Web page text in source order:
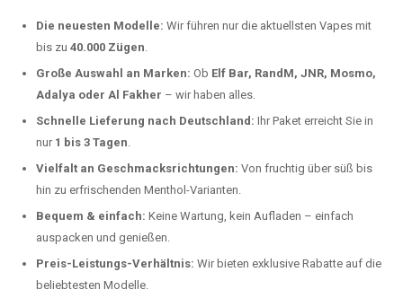
Die neuesten Modelle: Wir führen nur die aktuellsten Vapes mit
bis zu 40.000 Zügen.
Große Auswahl an Marken: Ob Elf Bar, RandM, JNR, Mosmo,
Adalya oder Al Fakher – wir haben alles.
Schnelle Lieferung nach Deutschland: Ihr Paket erreicht Sie in
nur 1 bis 3 Tagen.
Vielfalt an Geschmacksrichtungen: Von fruchtig über süß bis
hin zu erfrischenden Menthol-Varianten.
Bequem & einfach: Keine Wartung, kein Aufladen – einfach
auspacken und genießen.
Preis-Leistungs-Verhältnis: Wir bieten exklusive Rabatte auf die
beliebtesten Modelle.